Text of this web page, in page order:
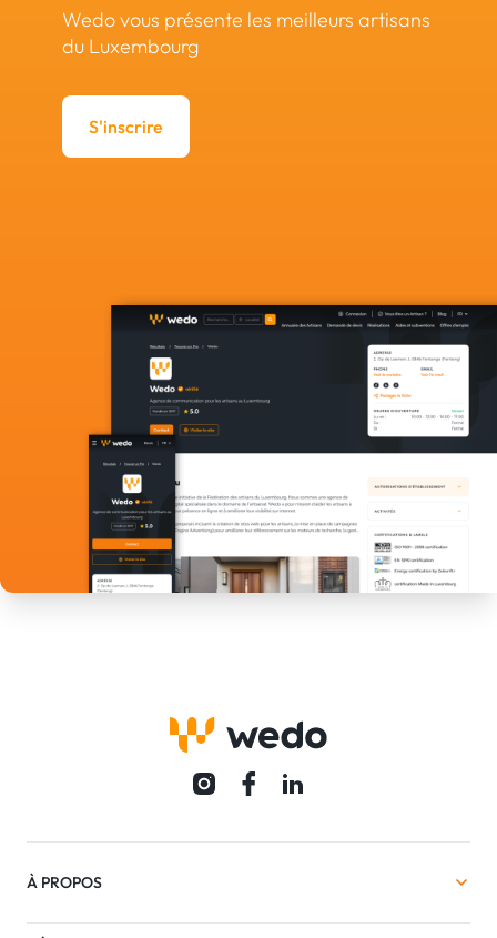
Wedo vous présente les meilleurs artisans
du Luxembourg
S'inscrire
À PROPOS